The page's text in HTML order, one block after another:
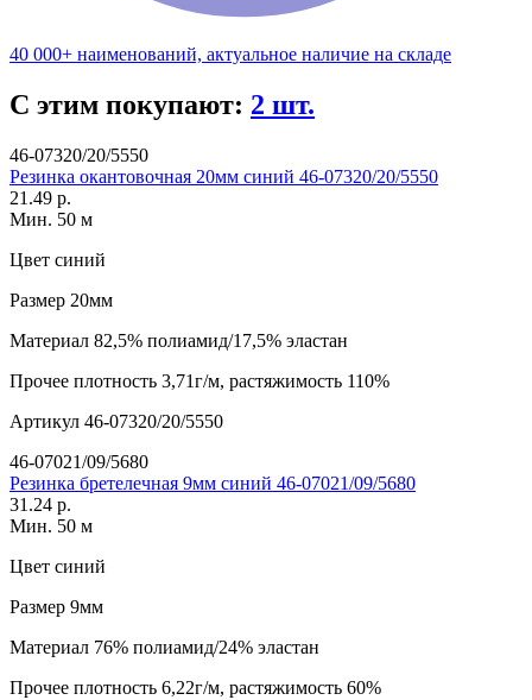
40 000+ наименований, актуальное наличие на складе
С этим покупают: 2 шт.
46-07320/20/5550
Резинка окантовочная 20мм синий 46-07320/20/5550
21.49 р.
Мин. 50 м
Цвет синий
Размер 20мм
Материал 82,5% полиамид/17,5% эластан
Прочее плотность 3,71г/м, растяжимость 110%
Артикул 46-07320/20/5550
46-07021/09/5680
Резинка бретелечная 9мм синий 46-07021/09/5680
31.24 р.
Мин. 50 м
Цвет синий
Размер 9мм
Материал 76% полиамид/24% эластан
Прочее плотность 6,22г/м, растяжимость 60%